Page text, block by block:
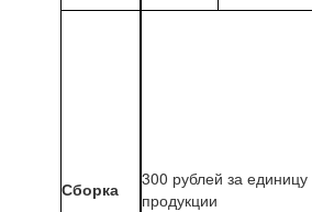
Сборка
300 рублей за единицу
продукции